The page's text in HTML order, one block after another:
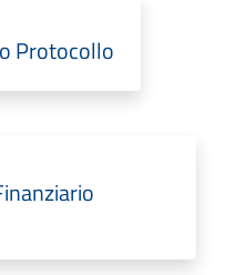
Protocollo